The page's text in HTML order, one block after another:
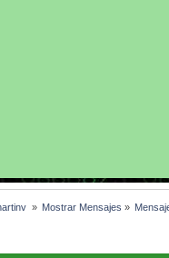
» Mostrar Mensajes »